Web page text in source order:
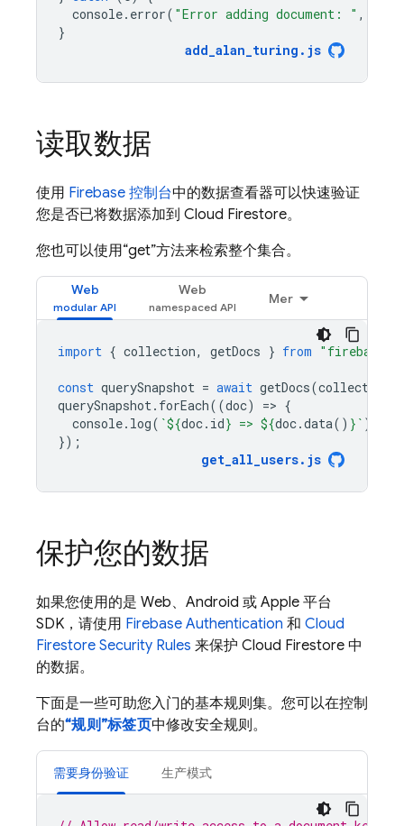
console. error( "Error adding document: " ,
}
add_alan_turing . js
读取数据
使用 Firebase 控制台中的数据查看器可以快速验证
您是否已将数据添加到 Cloud Firestore。
您也可以使用“get”方法来检索整个集合。
Web Web
Mer
import { collection, getDocs } from "firebase/
const querySnapshot = await getDocs(collection
querySnapshot. forEach((doc) => {
console. log( `${doc. id} => ${doc.data() } ` );
});
get_all_users. js
保护您的数据
如果您使用的是 Web、Android 或 Apple 平台
SDK，请使用 Firebase Authentication 和 Cloud
Firestore Security Rules 来保护 Cloud Firestore 中
的数据。
下面是一些可助您入门的基本规则集。您可以在控制
台的“规则”标签页中修改安全规则。
需要身份验证 生产模式